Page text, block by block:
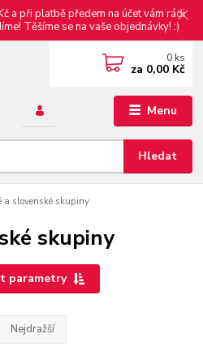
a při platbě předem na účet vám rádi
Těšíme se na vaše objednávky! :)
Menu
Hledat
0 ks
za 0,00 Kč
a slovenské skupiny
skupiny
parametry
Nejdražší